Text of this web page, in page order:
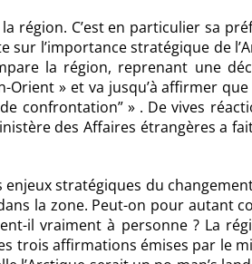
région. C’est en particulier sa
sur l’importance stratégique de
la région, reprenant une
» et va jusqu’à affirmer que
confrontation” » . De vives
des Affaires étrangères a
stratégiques du
la zone. Peut-on pour autant
il vraiment à personne ? La
trois affirmations émises par le